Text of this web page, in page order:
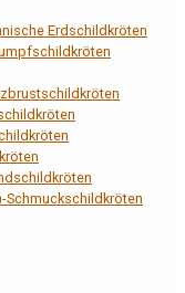
Erdschildkröten
Schmuckschildkröten